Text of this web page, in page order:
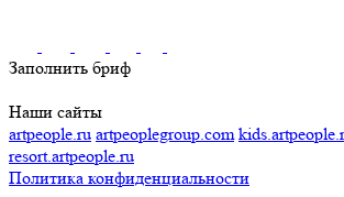
Заполнить бриф
Наши сайты
artpeople.ru artpeoplegroup.com
resort.artpeople.ru
Политика конфиденциальности